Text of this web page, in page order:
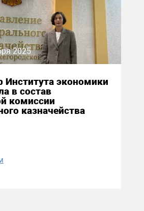
2025
Института экономики
в состав
комиссии
казначейства